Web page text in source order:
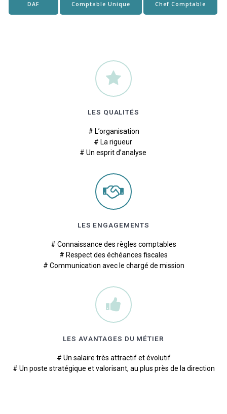
DAF Comptable Unique Chef Comptable
LES QUALITÉS
# L’organisation
# La rigueur
# Un esprit d’analyse
LES ENGAGEMENTS
# Connaissance des règles comptables
# Respect des échéances fiscales
# Communication avec le chargé de mission
LES AVANTAGES DU MÉTIER
# Un salaire très attractif et évolutif
# Un poste stratégique et valorisant, au plus près de la direction